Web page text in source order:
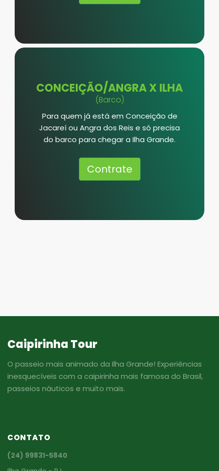
CONCEIÇÃO/ANGRA X ILHA
(Barco)
Para quem já está em Conceição de
Jacareí ou Angra dos Reis e só precisa
do barco para chegar a Ilha Grande.
Contrate
Caipirinha Tour
O passeio mais animado da Ilha Grande! Experiências
inesquecíveis com a caipirinha mais famosa do Brasil,
passeios náuticos e muito mais.
CONTATO
(24) 99831-5840